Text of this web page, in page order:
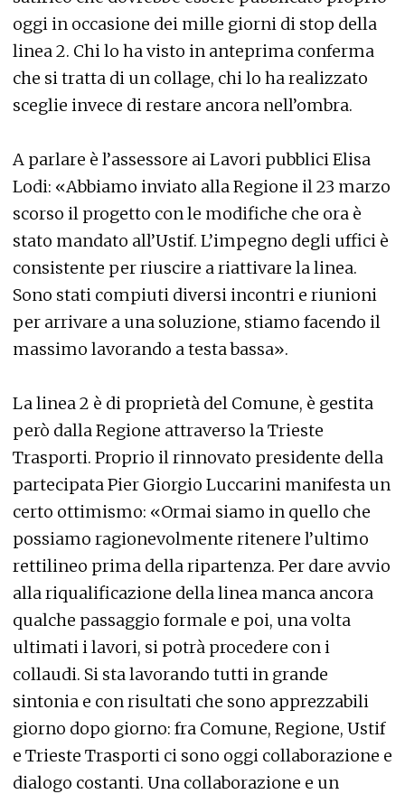
oggi in occasione dei mille giorni di stop della
linea 2. Chi lo ha visto in anteprima conferma
che si tratta di un collage, chi lo ha realizzato
sceglie invece di restare ancora nell’ombra.
A parlare è l’assessore ai Lavori pubblici Elisa
Lodi: «Abbiamo inviato alla Regione il 23 marzo
scorso il progetto con le modifiche che ora è
stato mandato all’Ustif. L’impegno degli uffici è
consistente per riuscire a riattivare la linea.
Sono stati compiuti diversi incontri e riunioni
per arrivare a una soluzione, stiamo facendo il
massimo lavorando a testa bassa».
La linea 2 è di proprietà del Comune, è gestita
però dalla Regione attraverso la Trieste
Trasporti. Proprio il rinnovato presidente della
partecipata Pier Giorgio Luccarini manifesta un
certo ottimismo: «Ormai siamo in quello che
possiamo ragionevolmente ritenere l’ultimo
rettilineo prima della ripartenza. Per dare avvio
alla riqualificazione della linea manca ancora
qualche passaggio formale e poi, una volta
ultimati i lavori, si potrà procedere con i
collaudi. Si sta lavorando tutti in grande
sintonia e con risultati che sono apprezzabili
giorno dopo giorno: fra Comune, Regione, Ustif
e Trieste Trasporti ci sono oggi collaborazione e
dialogo costanti. Una collaborazione e un